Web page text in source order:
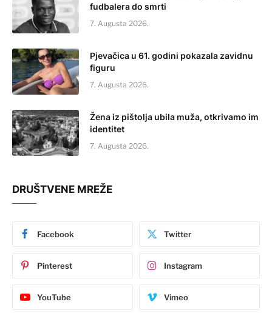
fudbalera do smrti
7. Augusta 2026.
Pjevačica u 61. godini pokazala zavidnu
figuru
7. Augusta 2026.
Žena iz pištolja ubila muža, otkrivamo im
identitet
7. Augusta 2026.
DRUŠTVENE MREŽE
Facebook Twitter
Pinterest Instagram
YouTube Vimeo